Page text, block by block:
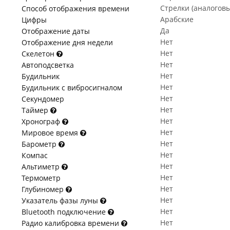
Способ отображения времени
Стрелки
Цифры
Арабские
Отображение даты
Да
Отображение дня недели
Нет
Скелетон
Нет
Автоподсветка
Нет
Будильник
Нет
Будильник с вибросигналом
Нет
Секундомер
Нет
Таймер
Нет
Хронограф
Нет
Мировое время
Нет
Барометр
Нет
Компас
Нет
Альтиметр
Нет
Термометр
Нет
Глубиномер
Нет
Указатель фазы луны
Нет
Bluetooth подключение
Нет
Радио калибровка времени
Нет